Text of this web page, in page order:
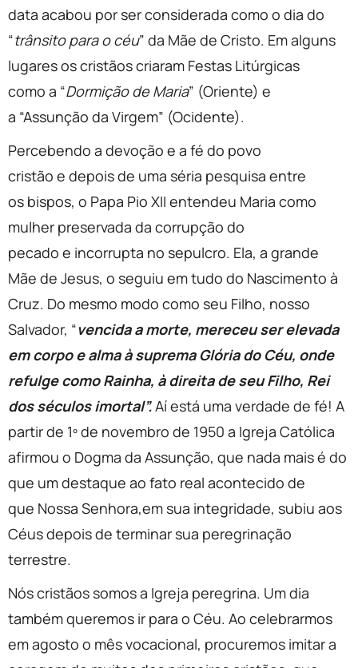
data acabou por ser considerada como o dia do
“trânsito para o céu” da Mãe de Cristo. Em alguns
lugares os cristãos criaram Festas Litúrgicas
como a “Dormição de Maria” (Oriente) e
a “Assunção da Virgem” (Ocidente).
Percebendo a devoção e a fé do povo
cristão e depois de uma séria pesquisa entre
os bispos, o Papa Pio XII entendeu Maria como
mulher preservada da corrupção do
pecado e incorrupta no sepulcro. Ela, a grande
Mãe de Jesus, o seguiu em tudo do Nascimento à
Cruz. Do mesmo modo como seu Filho, nosso
Salvador, “vencida a morte, mereceu ser elevada
em corpo e alma à suprema Glória do Céu, onde
refulge como Rainha, à direita de seu Filho, Rei
dos séculos imortal”.Aí está uma verdade de fé! A
partir de 1º de novembro de 1950 a Igreja Católica
afirmou o Dogma da Assunção, que nada mais é do
que um destaque ao fato real acontecido de
que Nossa Senhora,em sua integridade, subiu aos
Céus depois de terminar sua peregrinação
terrestre.
Nós cristãos somos a Igreja peregrina. Um dia
também queremos ir para o Céu. Ao celebrarmos
em agosto o mês vocacional, procuremos imitar a